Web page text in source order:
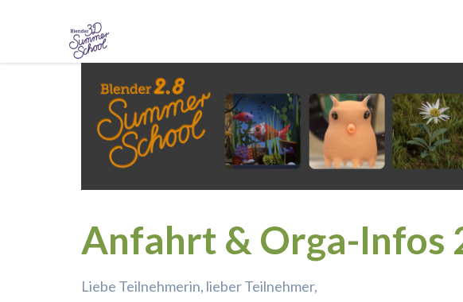
Anfahrt & Orga-Infos
Liebe Teilnehmerin, lieber Teilnehmer,